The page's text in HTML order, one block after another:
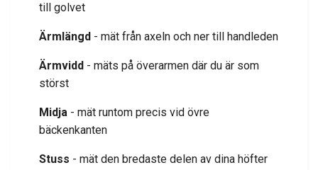
till golvet
Ärmlängd - mät från axeln och ner till handleden
Ärmvidd - mäts på överarmen där du är som
störst
Midja - mät runtom precis vid övre
bäckenkanten
Stuss - mät den bredaste delen av dina höfter